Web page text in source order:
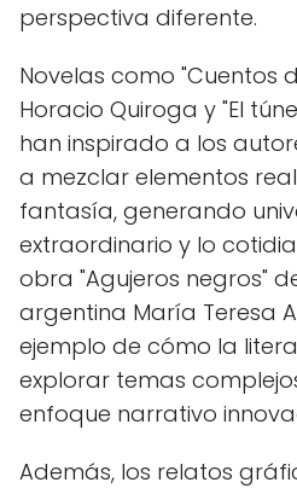
perspectiva diferente.
Novelas como "Cuentos
Horacio Quiroga y "El
han inspirado a los
a mezclar elementos
fantasía, generando
extraordinario y lo
obra "Agujeros negros"
argentina María Teresa
ejemplo de cómo la
explorar temas
enfoque narrativo
Además, los relatos